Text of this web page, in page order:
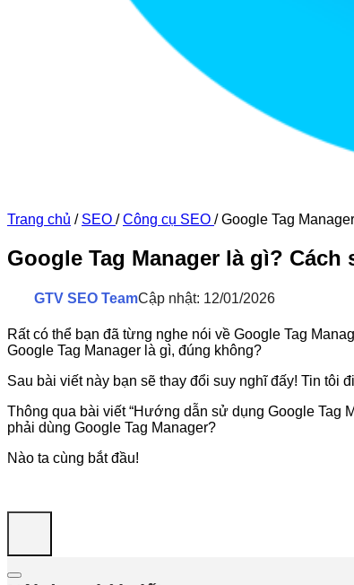
Trang chủ / SEO / Công cụ SEO / Google Tag
Google Tag Manager là gì?
GTV SEO TeamCập nhật: 12/01/2026
Rất có thể bạn đã từng nghe nói về Google Tag
Google Tag Manager là gì, đúng không?
Sau bài viết này bạn sẽ thay đổi suy nghĩ đấy! Tin tôi
Thông qua bài viết “Hướng dẫn sử dụng Google Tag
phải dùng Google Tag Manager?
Nào ta cùng bắt đầu!